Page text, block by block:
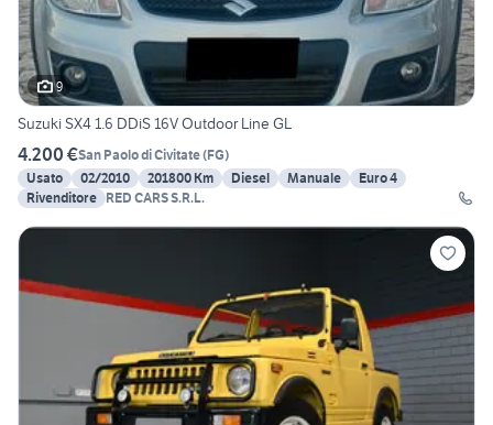
9
Suzuki SX4 1.6 DDiS 16V Outdoor Line GL
4.200 €San Paolo di Civitate(FG)
Usato
02/2010 201800 Km Diesel Manuale
Euro 4
Rivenditore RED CARS S.R.L.